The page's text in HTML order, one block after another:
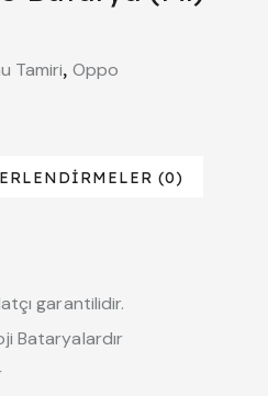
Tamiri, Oppo
(0)
garantilidir.
Bataryalardır